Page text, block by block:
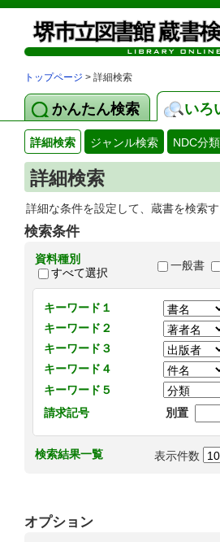
トップページ > 詳細検索
かんたん検索 いろ
詳細検索 ジャンル検索 NDC分
詳細検索
詳細な条件を設定して、蔵書を検索す
検索条件
資料種別
すべて選択
一般書
キーワード１
キーワード２
キーワード３
キーワード４
キーワード５
請求記号
別置
検索結果一覧 表示件数
オプション